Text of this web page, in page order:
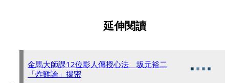
延伸閱讀
金馬大師課12位影人傳授心法 坂元裕二
「炸雞論」揭密